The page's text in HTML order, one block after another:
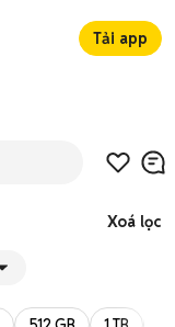
Tải app
Xoá lọc